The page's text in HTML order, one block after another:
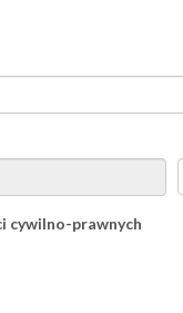
cywilno-prawnych